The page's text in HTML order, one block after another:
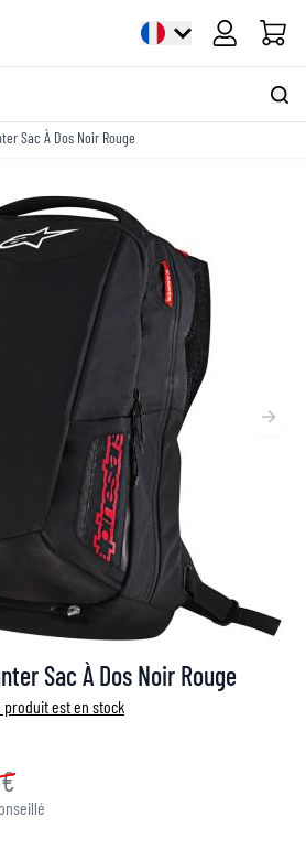
Panier
Sac À Dos Noir Rouge
Sac À Dos Noir Rouge
est en stock